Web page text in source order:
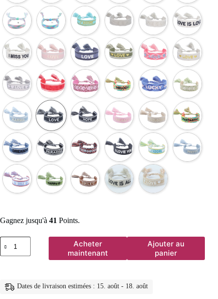
Gagnez jusqu'à 41 Points.
quantité
de
Boho
poignet
Acheter
maintenant
Ajouter au
panier
Dates de livraison estimées : 15. août - 18. août